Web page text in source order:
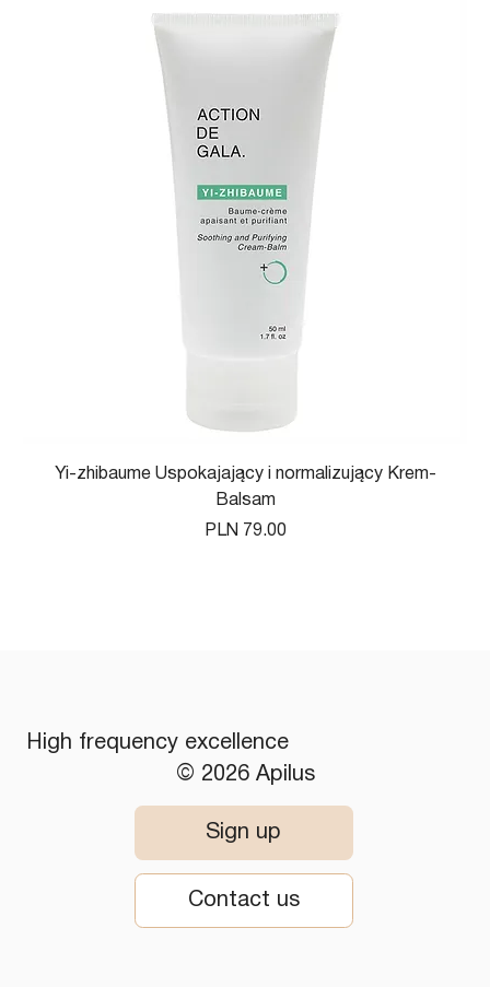
Yi-zhibaume Uspokajający i normalizujący Krem-
Balsam
Price
PLN 79.00
High frequency excellence
© 2026 Apilus
Sign up
Contact us